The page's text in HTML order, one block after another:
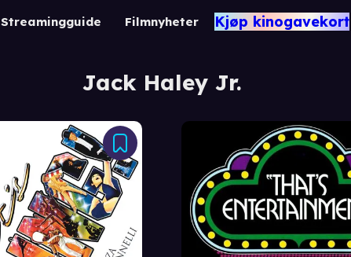
Streamingguide Filmnyheter Kjøp kinogavekort
Jack Haley Jr.